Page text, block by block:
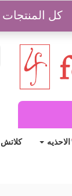
الاحذيه كلاتش
كل المنتجات المتاحه